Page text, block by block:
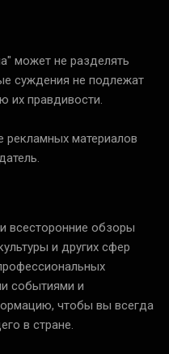
может не разделять
суждения не подлежат
их правдивости.
рекламных материалов
всесторонние обзоры
и других сфер
событиями и
чтобы вы всегда
в стране.